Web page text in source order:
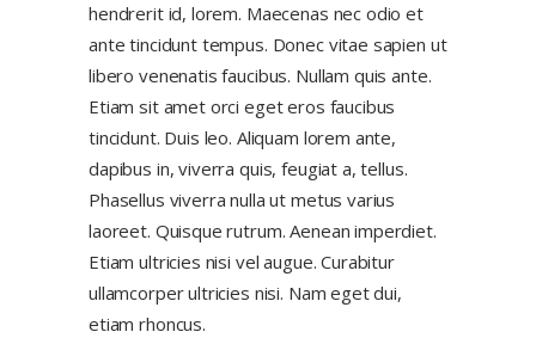
hendrerit id, lorem. Maecenas nec odio et
ante tincidunt tempus. Donec vitae sapien ut
libero venenatis faucibus. Nullam quis ante.
Etiam sit amet orci eget eros faucibus
tincidunt. Duis leo. Aliquam lorem ante,
dapibus in, viverra quis, feugiat a, tellus.
Phasellus viverra nulla ut metus varius
laoreet. Quisque rutrum. Aenean imperdiet.
Etiam ultricies nisi vel augue. Curabitur
ullamcorper ultricies nisi. Nam eget dui,
etiam rhoncus.